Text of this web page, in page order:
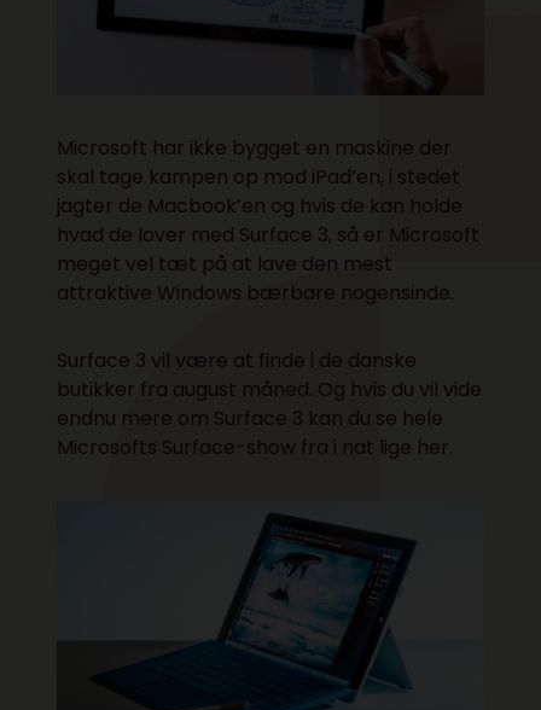
Microsoft har ikke bygget en maskine der
skal tage kampen op mod iPad’en, i stedet
jagter de Macbook’en og hvis de kan holde
hvad de lover med Surface 3, så er Microsoft
meget vel tæt på at lave den mest
attraktive Windows bærbare nogensinde.
Surface 3 vil være at finde i de danske
butikker fra august måned. Og hvis du vil vide
endnu mere om Surface 3 kan du se hele
Microsofts Surface-show fra i nat lige her.